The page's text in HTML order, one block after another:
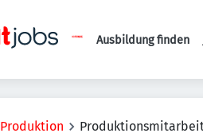
Ausbildung finden
Produktion